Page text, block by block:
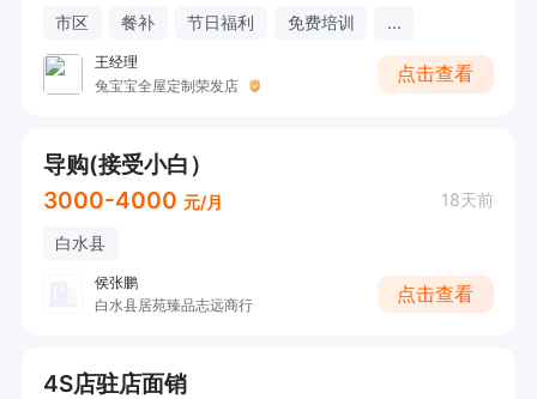
市区 餐补 节日福利 免费培训 ...
王经理
兔宝宝全屋定制荣发店
点击查看
导购(接受小白）
3000-4000 元/月 18天前
白水县
侯张鹏
白水县居苑臻品志远商行
点击查看
4S店驻店面销